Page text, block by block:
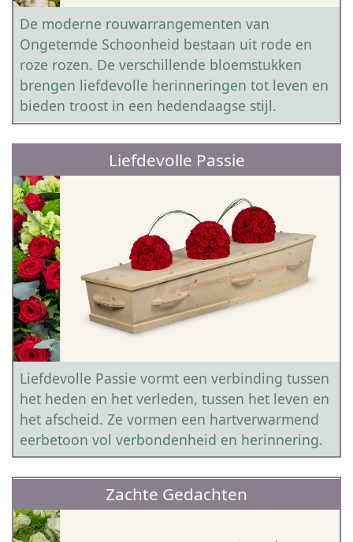
De moderne rouwarrangementen van
Ongetemde Schoonheid bestaan uit rode en
roze rozen. De verschillende bloemstukken
brengen liefdevolle herinneringen tot leven en
bieden troost in een hedendaagse stijl.
Liefdevolle Passie
Liefdevolle Passie vormt een verbinding tussen
het heden en het verleden, tussen het leven en
het afscheid. Ze vormen een hartverwarmend
eerbetoon vol verbondenheid en herinnering.
Zachte Gedachten